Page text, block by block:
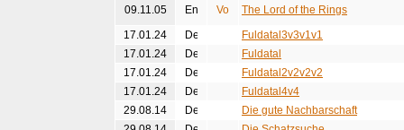
09.11.05
The Lord of the Rings
17.01.24
Fuldatal3v3v1v1
17.01.24
Fuldatal
17.01.24
Fuldatal2v2v2v2
17.01.24
Fuldatal4v4
29.08.14
Die gute Nachbarschaft